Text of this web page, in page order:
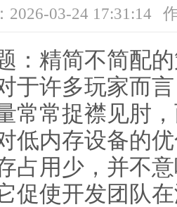
2026-03-24 17:31:14
：精简不简配
于许多玩家而
常常捉襟见肘
低内存设备的
占用少，并不
促使开发团队